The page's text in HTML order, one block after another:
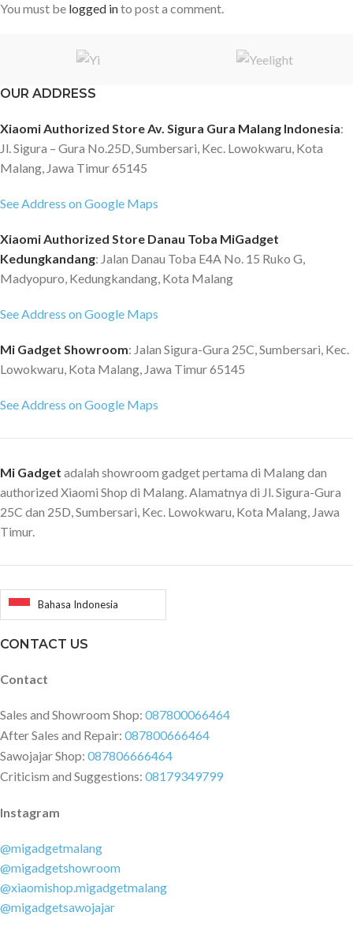
You must be logged into post a comment.
OUR ADDRESS
Xiaomi Authorized Store Av. Sigura Gura Malang Indonesia:
Jl. Sigura – Gura No.25D, Sumbersari, Kec. Lowokwaru, Kota
Malang, Jawa Timur 65145
See Address on Google Maps
Xiaomi Authorized Store Danau Toba MiGadget
Kedungkandang: Jalan Danau Toba E4A No. 15 Ruko G,
Madyopuro, Kedungkandang, Kota Malang
See Address on Google Maps
Mi Gadget Showroom: Jalan Sigura-Gura 25C, Sumbersari, Kec.
Lowokwaru, Kota Malang, Jawa Timur 65145
See Address on Google Maps
Mi Gadget adalah showroom gadget pertama di Malang dan
authorized Xiaomi Shop di Malang. Alamatnya di Jl. Sigura-Gura
25C dan 25D, Sumbersari, Kec. Lowokwaru, Kota Malang, Jawa
Timur.
Bahasa Indonesia
CONTACT US
Contact
Sales and Showroom Shop: 087800066464
After Sales and Repair: 087800666464
Sawojajar Shop: 087806666464
Criticism and Suggestions: 08179349799
Instagram
@migadgetmalang
@migadgetshowroom
@xiaomishop.migadgetmalang
@migadgetsawojajar